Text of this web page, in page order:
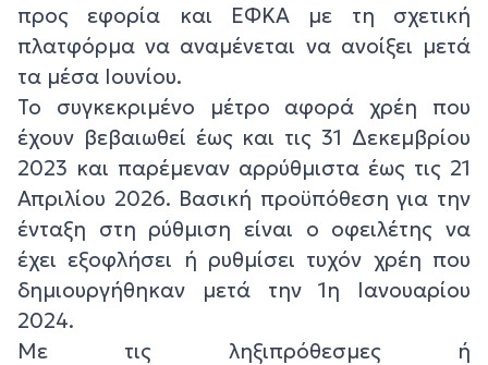
προς εφορία και ΕΦΚΑ με τη σχετική
πλατφόρμα να αναμένεται να ανοίξει μετά
τα μέσα Ιουνίου.
Το συγκεκριμένο μέτρο αφορά χρέη που
έχουν βεβαιωθεί έως και τις 31 Δεκεμβρίου
2023 και παρέμεναν αρρύθμιστα έως τις 21
Απριλίου 2026. Βασική προϋπόθεση για την
ένταξη στη ρύθμιση είναι ο οφειλέτης να
έχει εξοφλήσει ή ρυθμίσει τυχόν χρέη που
δημιουργήθηκαν μετά την 1η Ιανουαρίου
2024.
Με τις ληξιπρόθεσμες ή